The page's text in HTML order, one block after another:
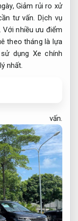
Giảm rủi ro xử
tư vấn. Dịch vụ
Với nhiều ưu điểm
theo tháng là lựa
dụng Xe chính
nhất.